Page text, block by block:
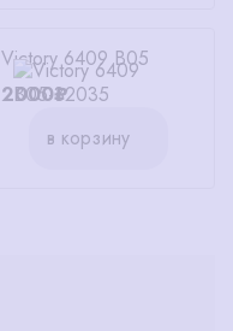
Victory 6409 B05
2000₽
в корзину